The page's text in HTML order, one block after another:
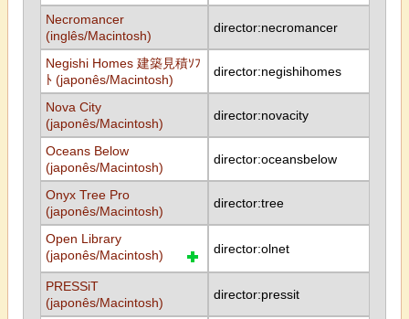
Necromancer
(inglês/Macintosh)
director:necromancer
Negishi Homes 建築見積ｿﾌ
ﾄ (japonês/Macintosh)
director:negishihomes
Nova City
(japonês/Macintosh)
director:novacity
Oceans Below
(japonês/Macintosh)
director:oceansbelow
Onyx Tree Pro
(japonês/Macintosh)
director:tree
Open Library
(japonês/Macintosh)
director:olnet
PRESSiT
(japonês/Macintosh)
director:pressit